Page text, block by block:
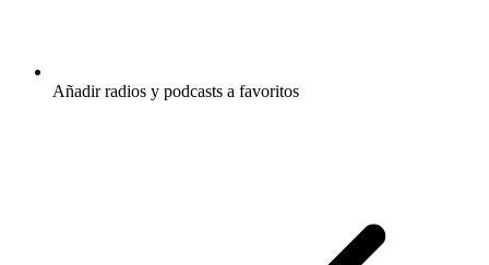
Añadir radios y podcasts a favoritos